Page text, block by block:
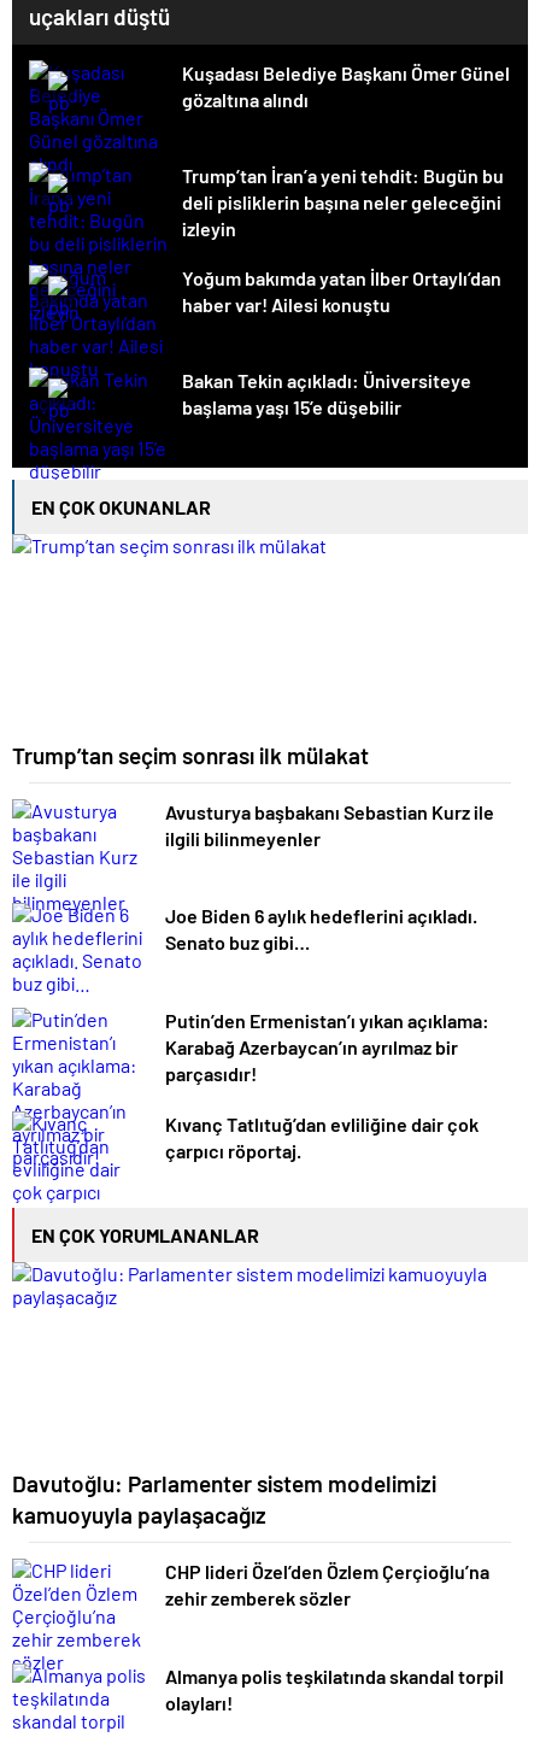
uçakları düştü
Kuşadası Belediye Başkanı Ömer Günel
gözaltına alındı
Trump’tan İran’a yeni tehdit: Bugün bu
deli pisliklerin başına neler geleceğini
izleyin
Yoğum bakımda yatan İlber Ortaylı’dan
haber var! Ailesi konuştu
Bakan Tekin açıkladı: Üniversiteye
başlama yaşı 15’e düşebilir
EN ÇOK OKUNANLAR
Trump’tan seçim sonrası ilk mülakat
Avusturya başbakanı Sebastian Kurz ile
ilgili bilinmeyenler
Joe Biden 6 aylık hedeflerini açıkladı.
Senato buz gibi…
Putin’den Ermenistan’ı yıkan açıklama:
Karabağ Azerbaycan’ın ayrılmaz bir
parçasıdır!
Kıvanç Tatlıtuğ’dan evliliğine dair çok
çarpıcı röportaj.
EN ÇOK YORUMLANANLAR
Davutoğlu: Parlamenter sistem modelimizi
kamuoyuyla paylaşacağız
CHP lideri Özel’den Özlem Çerçioğlu’na
zehir zemberek sözler
Almanya polis teşkilatında skandal torpil
olayları!